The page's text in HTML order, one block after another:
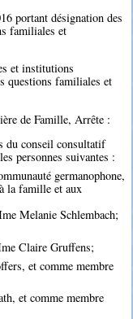
portant désignation des
familiales et
et institutions
questions familiales et
de Famille, Arrête :
du conseil consultatif
personnes suivantes :
germanophone,
la famille et aux
Melanie Schlembach;
Claire Gruffens;
et comme membre
et comme membre